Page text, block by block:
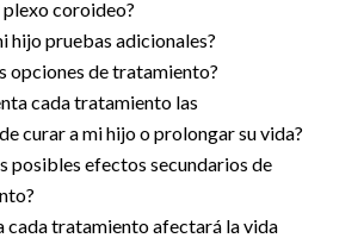
coroideo?
hijo pruebas adicionales?
opciones de tratamiento?
cada tratamiento las
curar a mi hijo o prolongar su vida?
posibles efectos secundarios de
cada tratamiento afectará la vida